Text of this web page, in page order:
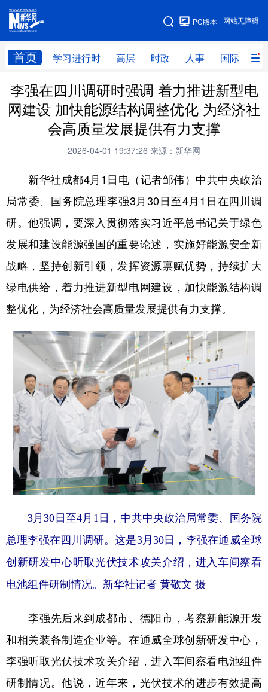
网站无障碍
PC版本
首页 学习进行时 高层 时政 人事 国际 财
网站地图
学习进行时 高层 时政 人事
国际 财经 网评 港澳
法律 中央文件 金融 汽车
食品 人居 信息化 数字经济
学术中国 乡村振兴 银龄 溯源中国
城市 旅游 能源 会展
彩票 娱乐 时尚 悦读
公益 一带一路 亚太网 上市公司
文化产业
地方频道
北京 天津 山西
辽宁 吉林 上海
浙江 安徽 福建 江西
山东 河南 湖北 湖南
广东 广西 海南 重庆
四川 贵州 云南
陕西 甘肃 青海 宁夏
新疆 内蒙古 黑龙江
多语种频道
李强在四川调研时强调 着力推进新型电
网建设 加快能源结构调整优化 为经济社
会高质量发展提供有力支撑
2026-04-01 19:37:26 来源：新华网
新华社成都4月1日电（记者邹伟）中共中央政治
局常委、国务院总理李强3月30日至4月1日在四川调
研。他强调，要深入贯彻落实习近平总书记关于绿色
发展和建设能源强国的重要论述，实施好能源安全新
战略，坚持创新引领，发挥资源禀赋优势，持续扩大
绿电供给，着力推进新型电网建设，加快能源结构调
整优化，为经济社会高质量发展提供有力支撑。
3月30日至4月1日，中共中央政治局常委、国务院
总理李强在四川调研。这是3月30日，李强在通威全球
创新研发中心听取光伏技术攻关介绍，进入车间察看
电池组件研制情况。新华社记者 黄敬文 摄
李强先后来到成都市、德阳市，考察新能源开发
和相关装备制造企业等。在通威全球创新研发中心，
李强听取光伏技术攻关介绍，进入车间察看电池组件
研制情况。他说，近年来，光伏技术的进步有效提高